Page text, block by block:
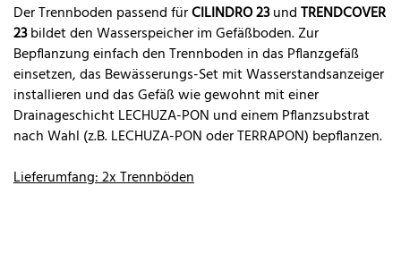
Der Trennboden passend fürCILINDRO 23undTRENDCOVER
23bildet den Wasserspeicher im Gefäßboden. Zur
Bepflanzung einfach den Trennboden in das Pflanzgefäß
einsetzen, das Bewässerungs-Set mit Wasserstandsanzeiger
installieren und das Gefäß wie gewohnt mit einer
Drainageschicht LECHUZA-PON und einem Pflanzsubstrat
nach Wahl (z.B. LECHUZA-PON oder TERRAPON) bepflanzen.
Lieferumfang: 2x Trennböden